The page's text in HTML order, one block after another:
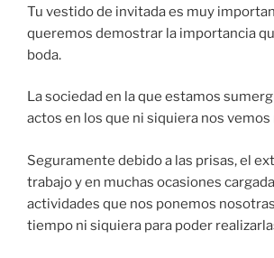
Tu vestido de invitada es muy
queremos demostrar la importancia
boda.
La sociedad en la que estamos
actos en los que ni siquiera nos
Seguramente debido a las prisas, el
trabajo y en muchas ocasiones
actividades que nos ponemos
tiempo ni siquiera para poder